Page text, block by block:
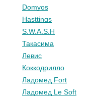
Domyos
Hasttings
S.W.A.S.H
Такасима
Левис
Коккодрилло
Ладомед Fort
Ладомед Le Soft